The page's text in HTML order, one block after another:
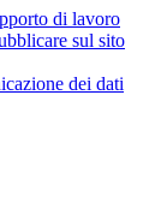
di lavoro
sul sito
dei dati